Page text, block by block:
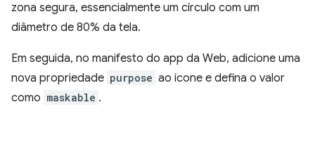
zona segura, essencialmente um círculo com um
diâmetro de 80% da tela.
Em seguida, no manifesto do app da Web, adicione uma
nova propriedade purpose ao ícone e defina o valor
como maskable .